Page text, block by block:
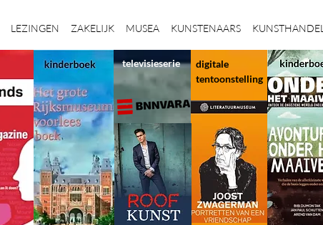
LEZINGEN ZAKELIJK MUSEA KUNSTENAARS KUNSTHANDEL
digitale
tentoonstelling
televisieserie